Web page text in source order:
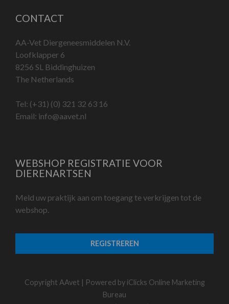
CONTACT
AA-Vet Diergeneesmiddelen N.V.
Loofklapper 6
8256 SL Biddinghuizen
The Netherlands
Tel: (+31) (0) 321 32 63 16
Email: info@aavet.nl
WEBSHOP REGISTRATIE VOOR
DIERENARTSEN
Meld uw praktijk aan om toegang te verkrijgen tot de
webshop.
REGISTREREN
Copyright AAvet | Powered by iClicks Online Marketing
Bureau